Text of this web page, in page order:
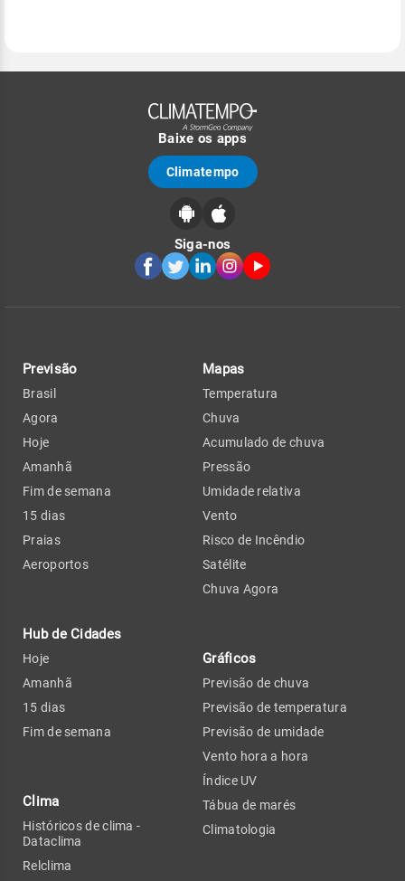
Baixe os apps
Climatempo
Siga-nos
Previsão
Brasil
Agora
Hoje
Amanhã
Fim de semana
15 dias
Praias
Aeroportos
Hub de Cidades
Hoje
Amanhã
15 dias
Fim de semana
Clima
Históricos de clima -
Dataclima
Relclima
Mapas
Temperatura
Chuva
Acumulado de chuva
Pressão
Umidade relativa
Vento
Risco de Incêndio
Satélite
Chuva Agora
Gráficos
Previsão de chuva
Previsão de temperatura
Previsão de umidade
Vento hora a hora
Índice UV
Tábua de marés
Climatologia